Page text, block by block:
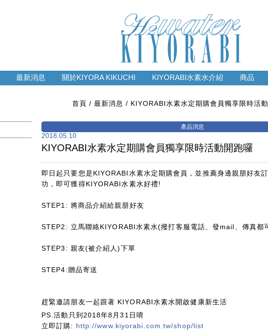
最新消息 關於KIYORA KIKUCHI KIYORABI水素水介紹 商品
首頁 最新消息 KIYORABI水素水定期購會員獨享限時活
2018.05.10
KIYORABI水素水定期購會員獨享限時活動開跑囉
即日起只要您是KIYORABI水素水定期購會員，並推薦身邊親朋好友
功，即可獲得KIYORABI水素水好禮!
STEP1: 將商品介紹給親朋好友
STEP2: 立馬聯絡KIYORABI水素水(撥打客服電話、發mail、傳真都
STEP3: 親友(被介紹人)下單
STEP4:贈品寄送
趕緊邀請朋友一起跟著 KIYORABI水素水開啟健康新生活
PS.活動只到2018年8月31日唷
立即訂購: http://www.kiyorabi.com.tw/shop/list